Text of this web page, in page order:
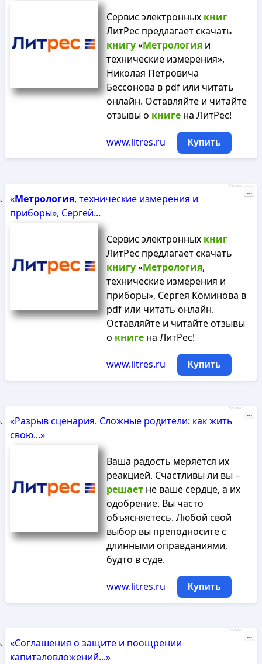
Сервис электронных книг
ЛитРес предлагает скачать
книгу«Метрологияи
технические измерения»,
Николая Петровича
Бессонова в pdf или читать
онлайн. Оставляйте и читайте
отзывы о книгена ЛитРес!
www.litres.ru Купить
«Метрология, технические измерения и
приборы», Сергей...
Сервис электронных книг
ЛитРес предлагает скачать
книгу«Метрология,
технические измерения и
приборы», Сергея Коминова в
pdf или читать онлайн.
Оставляйте и читайте отзывы
о книгена ЛитРес!
www.litres.ru Купить
Реклама
...
«Разрыв сценария. Сложные родители: как жить
свою...»
Ваша радость меряется их
реакцией. Счастливы ли вы –
решаетне ваше сердце, а их
одобрение. Вы часто
объясняетесь. Любой свой
выбор вы преподносите с
длинными оправданиями,
будто в суде.
www.litres.ru Купить
Реклама
...
«Соглашения о защите и поощрении
капиталовложений...»
Реклама
...